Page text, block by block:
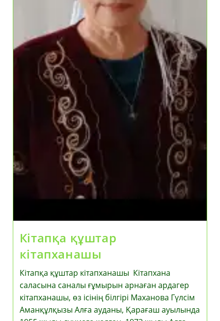
Кітапқа құштар
кітапханашы
Кітапқа құштар кітапханашы Кітапхана
саласына саналы ғұмырын арнаған ардагер
кітапханашы, өз ісінің білгірі Маханова Гүлсім
Аманқұлқызы Алға ауданы, Қарағаш ауылында